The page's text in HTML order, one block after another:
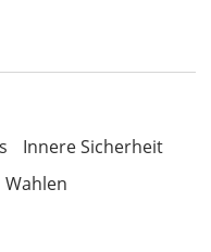
Innere Sicherheit
Wahlen